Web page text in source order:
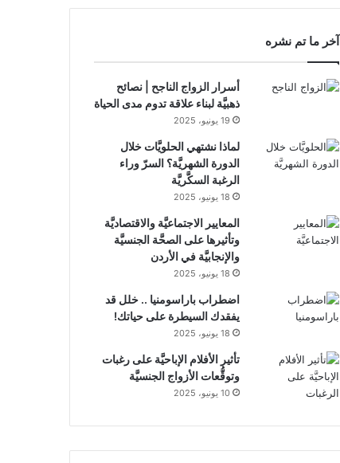
آخر ما تم نشره
أسرار الزواج الناجح | نصائح
ذهبيَّة لبناء علاقة تدوم مدى الحياة
19 يونيو، 2025
لماذا نشتهي الحلويَّات خلال
الدورة الشهريَّة؟ السرّ وراء
الرغبة السكَّريَّة
18 يونيو، 2025
المعايير الاجتماعيَّة والاقتصاديَّة
وتأثيرها على الصحَّة الجنسيَّة
والإنجابيَّة في الأردن
18 يونيو، 2025
اضطراب باراسومنيا .. خلل قد
يفقدك السيطرة على حياتك!
18 يونيو، 2025
تأثير الأفلام الإباحيَّة على رغبات
وتوقُّعات الأزواج الجنسيَّة
10 يونيو، 2025